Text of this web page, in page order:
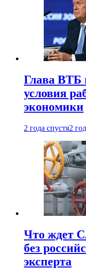
Глава ВТБ
условия
экономики
2 года спустя2
Что ждет
без
эксперта